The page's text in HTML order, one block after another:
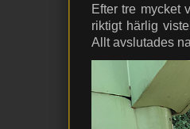
Efter tre mycket
riktigt härlig
Allt avslutades